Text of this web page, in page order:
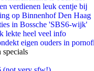
verdienen leuk centje bij
op Binnenhof Den Haag
in Bossche 'SBS6-wijk'
lekte heel veel info
eigen ouders in
specials